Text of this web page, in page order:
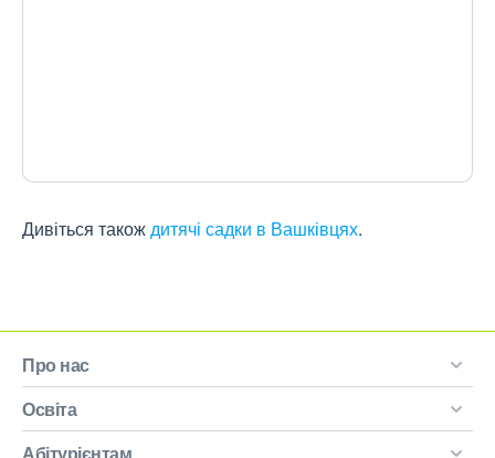
Дивіться такождитячі садки в Вашківцях.
Про нас
Освіта